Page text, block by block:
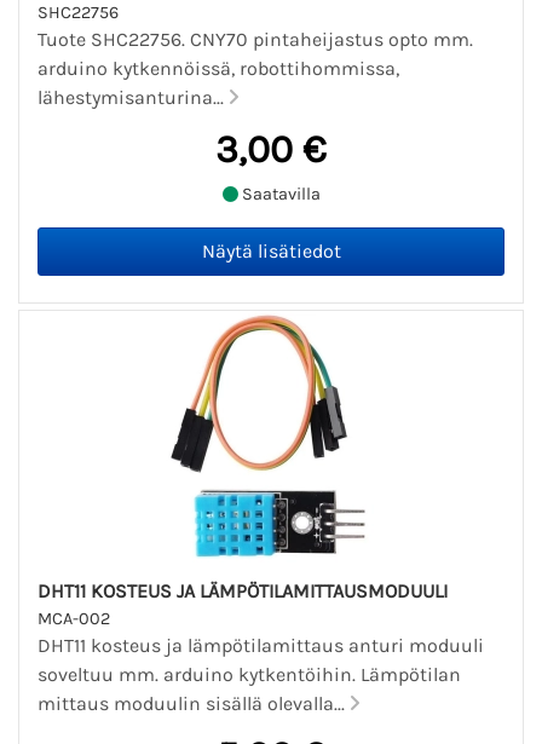
SHC22756
Tuote SHC22756. CNY70 pintaheijastus opto mm.
arduino kytkennöissä, robottihommissa,
lähestymisanturina...
3,00 €
Saatavilla
DHT11 KOSTEUS JA LÄMPÖTILAMITTAUSMODUULI
MCA-002
DHT11 kosteus ja lämpötilamittaus anturi moduuli
soveltuu mm. arduino kytkentöihin. Lämpötilan
mittaus moduulin sisällä olevalla...